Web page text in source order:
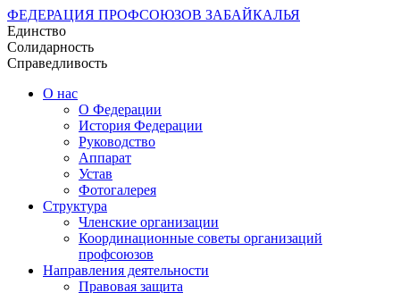
ФЕДЕРАЦИЯ ПРОФСОЮЗОВ ЗАБАЙКАЛЬЯ
Единство
Солидарность
Справедливость
О нас
О Федерации
История Федерации
Руководство
Аппарат
Устав
Фотогалерея
Структура
Членские организации
Координационные советы организаций
профсоюзов
Направления деятельности
Правовая защита